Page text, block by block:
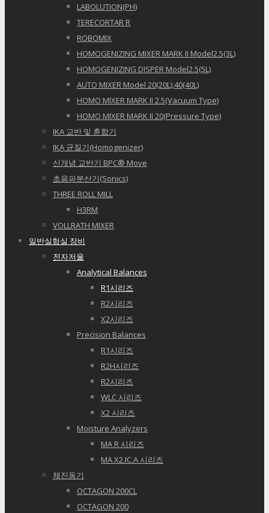
LABOLUTION(PH)
TERECORTAR R
ROBOMIX
HOMOGENIZING MIXER MARK II Model2.5(3L)
HOMOGENIZING DISPER Model2.5(5L)
AUTO MIXER Model 20(20L),40(40L)
HOMO MIXER MARK II 2.5(Vacuum Type)
HOMO MIXER MARK II 20(Pressure Type)
IKA 교반 및 혼합기
IKA 균질기(Homogenizer)
신개념 교반기 BPC® Move
초음파분산기(Sonics)
THREE ROLL MILL
H3RM
VOLLRATH MIXER
일반실험실 장비
전자저울
Analytical Balances
R1시리즈
R2시리즈
X2시리즈
Precision Balances
R1시리즈
R2H시리즈
R2시리즈
WLC 시리즈
X2 시리즈
Moisture Analyzers
MA R 시리즈
MA X2.IC.A 시리즈
체진동기
OCTAGON 200CL
OCTAGON 200